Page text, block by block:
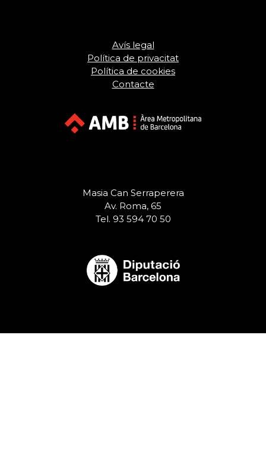
Avís legal
Política de privacitat
Política de cookies
Contacte
Masia Can Serraperera
Av. Roma, 65
Tel. 93 594 70 50